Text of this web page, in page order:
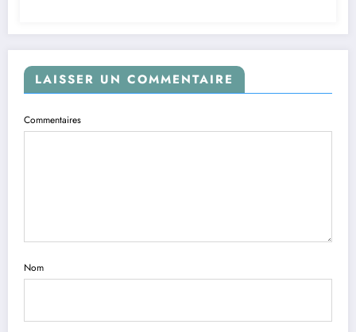
LAISSER UN COMMENTAIRE
Commentaires
Nom